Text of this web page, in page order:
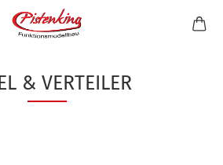
& VERTEILER